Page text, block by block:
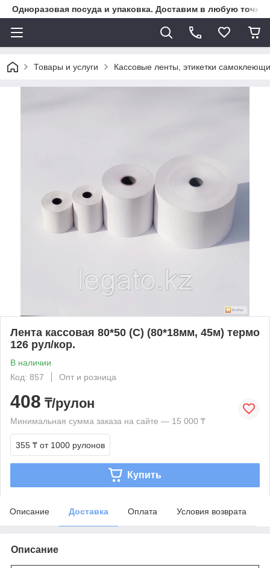
Одноразовая посуда и упаковка. Доставим в любую точку
Товары и услуги Кассовые ленты, этикетки
Лента кассовая 80*50 (С) (80*18мм, 45м) термо
126 рул/кор.
В наличии
Код: 857
Опт и розница
408 ₸/рулон
Минимальная сумма заказа на сайте — 15 000 ₸
355 ₸ от 1000 рулонов
Купить
Описание Доставка Оплата Условия возврата
Описание